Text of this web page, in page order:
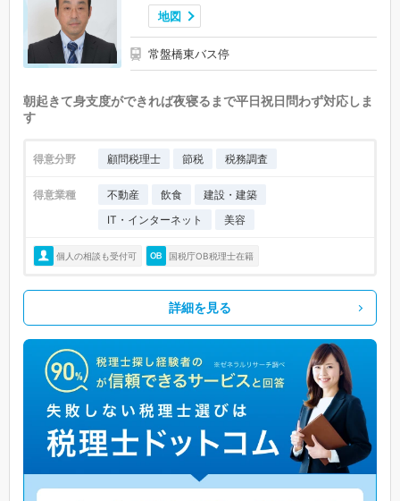
地図
常盤橋東バス停
朝起きて身支度ができれば夜寝るまで平日祝日問わず対応しま
す
得意分野 顧問税理士 節税 税務調査
得意業種 不動産 飲食
建設・建築
IT・インターネット
美容
個人の相談も受付可 国税庁OB税理士在籍
詳細を見る